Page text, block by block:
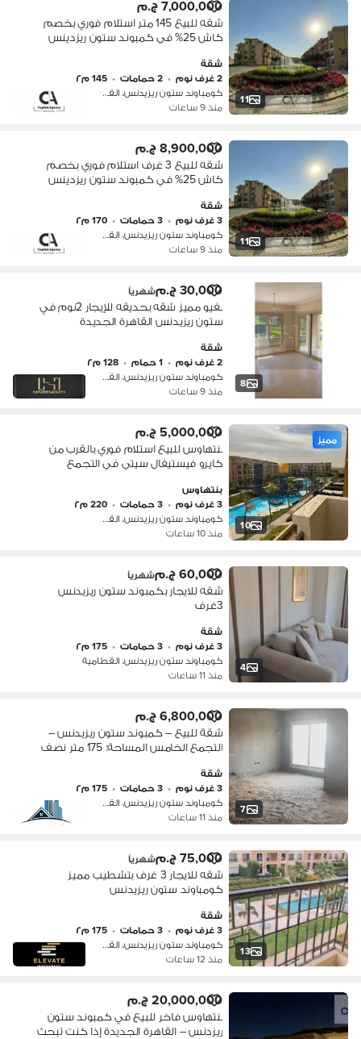
11
7,000,000 ج.م
شقه للبيع 145 متر استلام فوري بخصم
كاش 25% في كمبوند ستون ريزدينس
اسكيب | Stone Residence
شقة
2 غرف نوم
• 2 حمامات • 145 م٢
كومباوند ستون ريزيدنس، القطامية
منذ 9 ساعات
11
8,900,000 ج.م
شقه للبيع 3 غرف استلام فوري بخصم
كاش 25% في كمبوند ستون ريزدينس
اسكيب | Stone Residence
شقة
3 غرف نوم
• 3 حمامات • 170 م٢
كومباوند ستون ريزيدنس، القطامية
منذ 9 ساعات
8
30,000 ج.م شهرياً
بفيو مميز شقه بحديقه للإيجار 2نوم في
ستون ريزيدنس القاهرة الجديدة
شقة
2 غرف نوم
• 1 حمام • 128 م٢
كومباوند ستون ريزيدنس، القطامية
منذ 9 ساعات
10
مميز 5,000,000 ج.م
بنتهاوس للبيع استلام فوري بالقرب من
كايرو فيستيفال سيتي في التجمع
Stone Residence
بنتهاوس
3 غرف نوم
• 3 حمامات • 220 م٢
كومباوند ستون ريزيدنس، القطامية
منذ 10 ساعات
4
60,000 ج.م شهرياً
شقه للايجار بكمبوند ستون ريزيدنس
3غرف
شقة
3 غرف نوم
• 3 حمامات • 175 م٢
كومباوند ستون ريزيدنس، القطامية
منذ 11 ساعات
7
6,800,000 ج.م
شقة للبيع – كمبوند ستون ريزيدنس –
التجمع الخامس المساحة: 175 متر نصف
شقة
3 غرف نوم
• 3 حمامات • 175 م٢
كومباوند ستون ريزيدنس، القطامية
منذ 11 ساعات
13
75,000 ج.م شهرياً
شقه للايجار 3 غرف بتشطيب مميز
كومباوند ستون ريزيدنس
شقة
3 غرف نوم
• 3 حمامات • 175 م٢
كومباوند ستون ريزيدنس، القطامية
منذ 12 ساعات
20,000,000 ج.م
بنتهاوس فاخر للبيع في كمبوند ستون
ريزدنس – القاهرة الجديدة إذا كنت تبحث